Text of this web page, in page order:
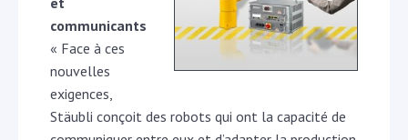
communicants
« Face à ces
nouvelles
exigences,
Stäubli conçoit des robots qui ont la capacité de